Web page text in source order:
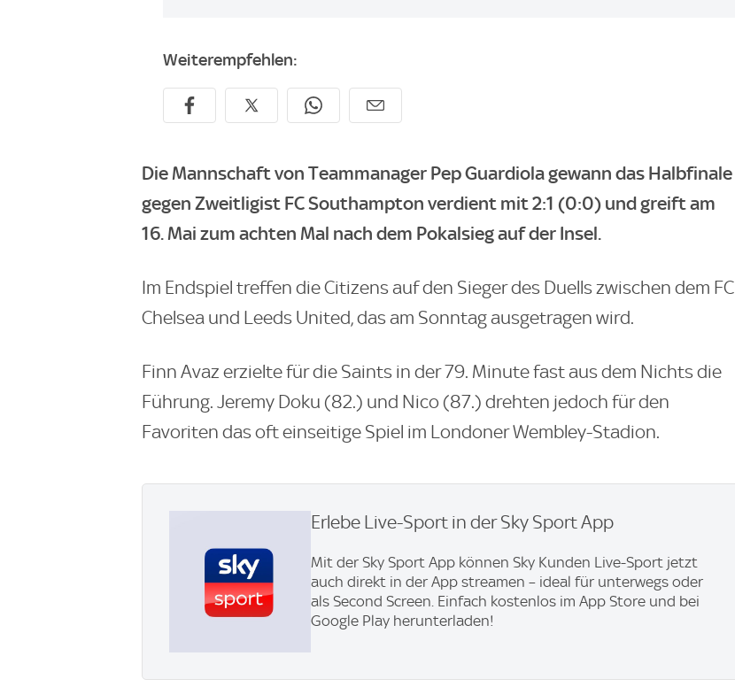
Weiterempfehlen:
Die Mannschaft von Teammanager Pep Guardiola gewann das Halbfinale
gegen Zweitligist FC Southampton verdient mit 2:1 (0:0) und greift am
16. Mai zum achten Mal nach dem Pokalsieg auf der Insel.
Im Endspiel treffen die Citizens auf den Sieger des Duells zwischen dem FC
Chelsea und Leeds United, das am Sonntag ausgetragen wird.
Finn Avaz erzielte für die Saints in der 79. Minute fast aus dem Nichts die
Führung. Jeremy Doku (82.) und Nico (87.) drehten jedoch für den
Favoriten das oft einseitige Spiel im Londoner Wembley-Stadion.
Erlebe Live-Sport in der Sky Sport App
Mit der Sky Sport App können Sky Kunden Live-Sport jetzt
auch direkt in der App streamen – ideal für unterwegs oder
als Second Screen. Einfach kostenlos im App Store und bei
Google Play herunterladen!